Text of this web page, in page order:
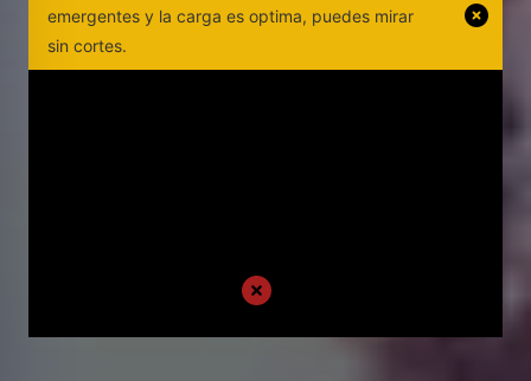
emergentes y la carga es optima, puedes mirar
sin cortes.